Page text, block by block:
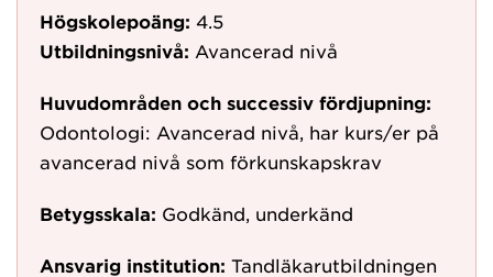
Högskolepoäng: 4.5
Utbildningsnivå: Avancerad nivå
Huvudområden och successiv fördjupning:
Odontologi: Avancerad nivå, har kurs/er på
avancerad nivå som förkunskapskrav
Betygsskala: Godkänd, underkänd
Ansvarig institution: Tandläkarutbildningen